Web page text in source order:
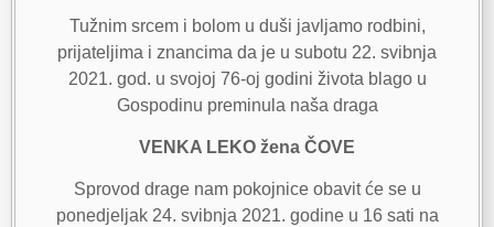
Tužnim srcem i bolom u duši javljamo rodbini,
prijateljima i znancima da je u subotu 22. svibnja
2021. god. u svojoj 76-oj godini života blago u
Gospodinu preminula naša draga
VENKA LEKO žena ČOVE
Sprovod drage nam pokojnice obavit će se u
ponedjeljak 24. svibnja 2021. godine u 16 sati na